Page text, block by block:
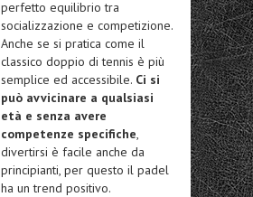
perfetto equilibrio tra
socializzazione e competizione.
Anche se si pratica come il
classico doppio di tennis è più
semplice ed accessibile. Ci si
può avvicinare a qualsiasi
età e senza avere
competenze specifiche,
divertirsi è facile anche da
principianti, per questo il padel
ha un trend positivo.